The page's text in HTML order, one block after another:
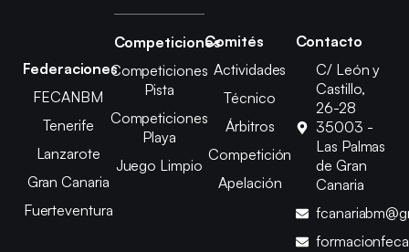
Federaciones
FECANBM
Tenerife
Lanzarote
Gran Canaria
Fuerteventura
Competiciones
Competiciones
Pista
Competiciones
Playa
Juego Limpio
Comités
Actividades
Técnico
Árbitros
Competición
Apelación
Contacto
C/ León y
Castillo,
26-28
35003 -
Las Palmas
de Gran
Canaria